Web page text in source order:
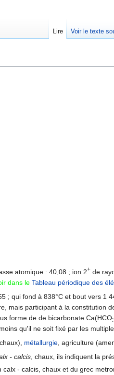
atomique : 40,08 ; ion 2+ de
dans le Tableau périodique des
; qui fond à 838°C et bout vers 1
mais participant à la constitution
forme de de bicarbonate Ca(HCO
moins qu'il ne soit fixé par les
métallurgie , agriculture
- calcis , chaux, ils indiquent la
calx - calcis, chaux et du grec
Lire Voir le texte